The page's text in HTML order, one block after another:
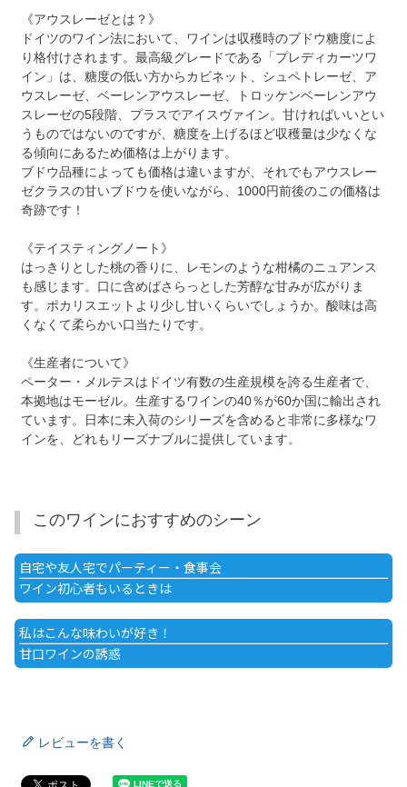
《アウスレーゼとは？》
ドイツのワイン法において、ワインは収穫時のブドウ糖度によ
り格付けされます。最高級グレードである「プレディカーツワ
イン」は、糖度の低い方からカビネット、シュペトレーゼ、ア
ウスレーゼ、ベーレンアウスレーゼ、トロッケンベーレンアウ
スレーゼの5段階、プラスでアイスヴァイン。甘ければいいとい
うものではないのですが、糖度を上げるほど収穫量は少なくな
る傾向にあるため価格は上がります。
ブドウ品種によっても価格は違いますが、それでもアウスレー
ゼクラスの甘いブドウを使いながら、1000円前後のこの価格は
奇跡です！
《テイスティングノート》
はっきりとした桃の香りに、レモンのような柑橘のニュアンス
も感じます。口に含めばさらっとした芳醇な甘みが広がりま
す。ポカリスエットより少し甘いくらいでしょうか。酸味は高
くなくて柔らかい口当たりです。
《生産者について》
ペーター・メルテスはドイツ有数の生産規模を誇る生産者で、
本拠地はモーゼル。生産するワインの40％が60か国に輸出され
ています。日本に未入荷のシリーズを含めると非常に多様なワ
インを、どれもリーズナブルに提供しています。
このワインにおすすめのシーン
自宅や友人宅でパーティー・食事会
ワイン初心者もいるときは
私はこんな味わいが好き！
甘口ワインの誘惑
レビューを書く